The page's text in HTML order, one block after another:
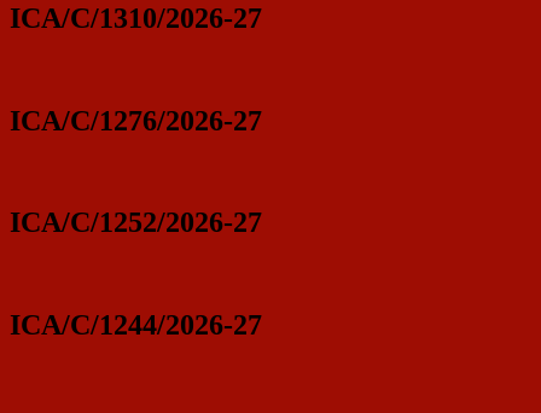
ICA/C/1310/2026-27
ICA/C/1276/2026-27
ICA/C/1252/2026-27
ICA/C/1244/2026-27